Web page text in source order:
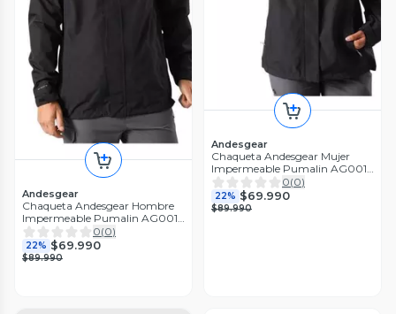
Andesgear
Chaqueta Andesgear Hombre
Impermeable Pumalin AG001
Negro
0(0)
22% $69.990
$89.990
Andesgear
Chaqueta Andesgear Mujer
Impermeable Pumalin AG001
Negro
0(0)
22% $69.990
$89.990